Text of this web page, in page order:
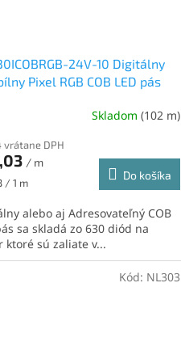
24V-10 Digitálny
Pixel RGB COB LED pás
Skladom (102 m)
vrátane DPH
/ m
/ 1 m
Do košíka
alebo aj Adresovateľný COB
sa skladá zo 630 diód na
ktoré sú zaliate v...
Kód: NL303